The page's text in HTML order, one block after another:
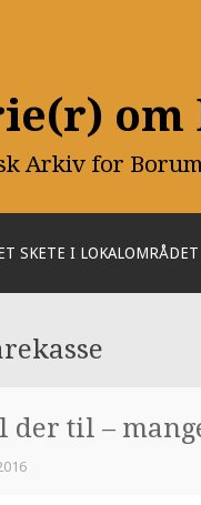
om
Arkiv for
SKETE I LOKALOMRÅDET
der til –